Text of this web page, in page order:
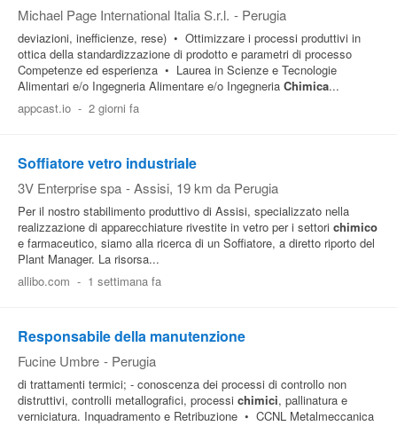
Michael Page International Italia S.r.l. - Perugia
deviazioni, inefficienze, rese) • Ottimizzare i processi produttivi in
ottica della standardizzazione di prodotto e parametri di processo
Competenze ed esperienza • Laurea in Scienze e Tecnologie
Alimentari e/o Ingegneria Alimentare e/o Ingegneria Chimica...
appcast.io - 2 giorni fa
Soffiatore vetro industriale
3V Enterprise spa - Assisi, 19 km da Perugia
Per il nostro stabilimento produttivo di Assisi, specializzato nella
realizzazione di apparecchiature rivestite in vetro per i settori chimico
e farmaceutico, siamo alla ricerca di un Soffiatore, a diretto riporto del
Plant Manager. La risorsa...
allibo.com - 1 settimana fa
Responsabile della manutenzione
Fucine Umbre - Perugia
di trattamenti termici; - conoscenza dei processi di controllo non
distruttivi, controlli metallografici, processi chimici, pallinatura e
verniciatura. Inquadramento e Retribuzione • CCNL Metalmeccanica